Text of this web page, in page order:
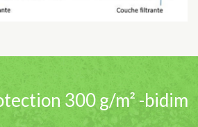
300 g/m² -bidim